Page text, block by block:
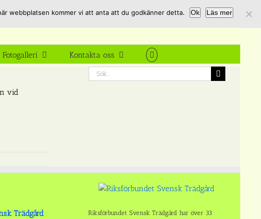
Fotogalleri Kontakta oss
vid
Sök
efter:
Trädgård
Riksförbundet Svensk Trädgård har över 33
webbplatsen kommer vi att anta att du godkänner detta. Ok Läs mer